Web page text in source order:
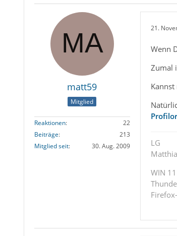
matt59
Mitglied
Reaktionen
22
Beiträge
213
Mitglied seit
30. Aug. 2009
21.
Wenn
Zumal
LG
WIN